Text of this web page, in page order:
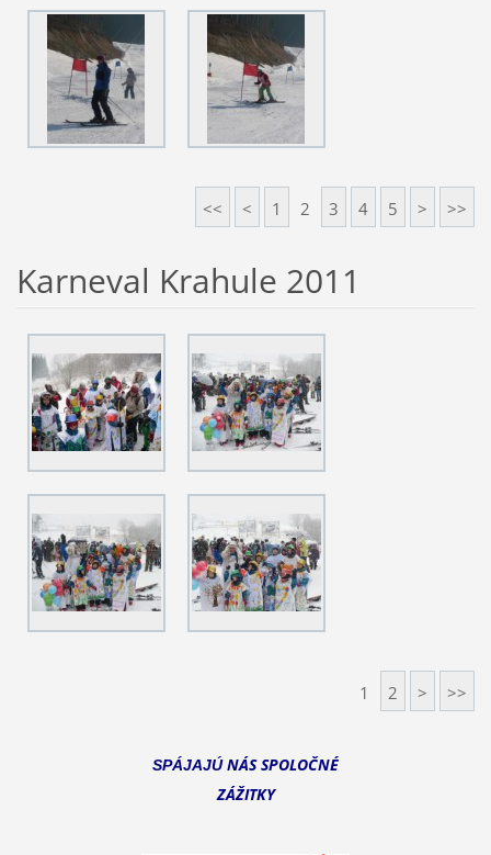
<< < 1 2 3 4 5 > >>
Karneval Krahule 2011
1 2 > >>
SPÁJAJÚNÁS SPOLOČNÉ
ZÁŽITKY